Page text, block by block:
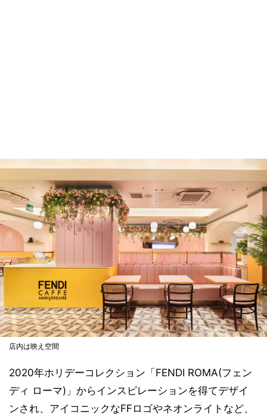
店内は映え空間
2020年ホリデーコレクション「FENDI ROMA(フェン
ディ ローマ)」からインスピレーションを得てデザイ
ンされ、アイコニックなFFロゴやネオンライトなど、